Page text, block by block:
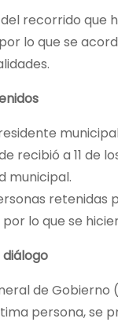
recorrido que
lo que se
recibió a 11 de
municipal.
retenidas
por lo que se
de
persona, se